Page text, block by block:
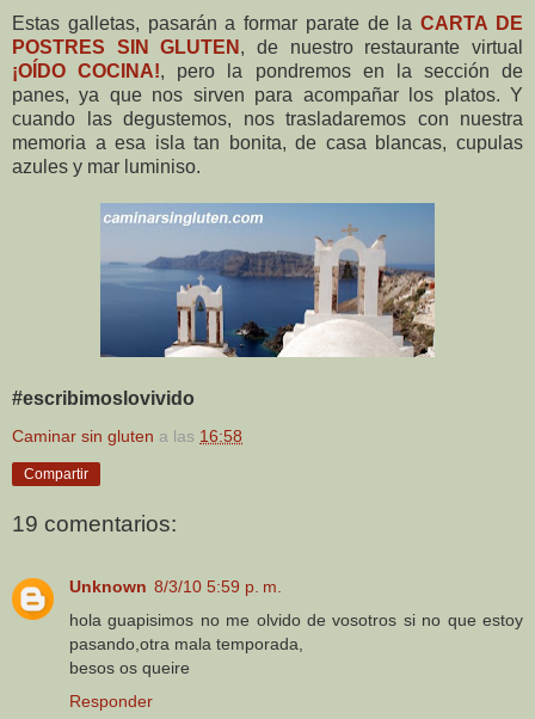
Estas galletas, pasarán a formar parate de laCARTA DE
POSTRES SIN GLUTEN , de nuestro restaurante virtual
¡OÍDO COCINA!, pero la pondremos en la sección de
panes, ya que nos sirven para acompañar los platos. Y
cuando las degustemos, nos trasladaremos con nuestra
memoria a esa isla tan bonita, de casa blancas, cupulas
azules y mar luminiso.
#escribimoslovivido
Caminar sin gluten a las 16:58
Compartir
19 comentarios:
Unknown 8/3/10 5:59 p. m.
hola guapisimos no me olvido de vosotros si no que estoy
pasando,otra mala temporada,
besos os queire
Responder